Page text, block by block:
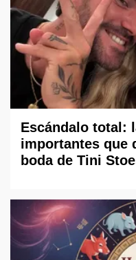
Escándalo total:
importantes que
boda de Tini